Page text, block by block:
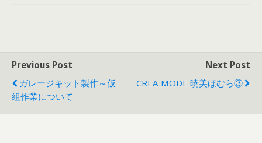
Previous Post
ガレージキット製作～仮
組作業について
Next Post
CREA MODE 暁美ほむら③